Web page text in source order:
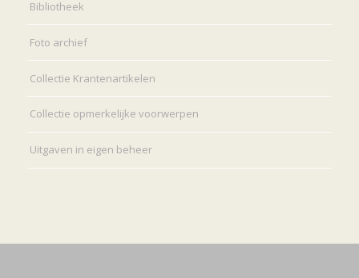
Bibliotheek
Foto archief
Collectie Krantenartikelen
Collectie opmerkelijke voorwerpen
Uitgaven in eigen beheer